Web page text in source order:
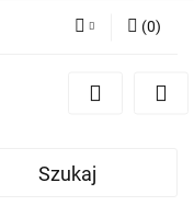
Zaloguj się
Zgody cookies
(0)
Szukaj